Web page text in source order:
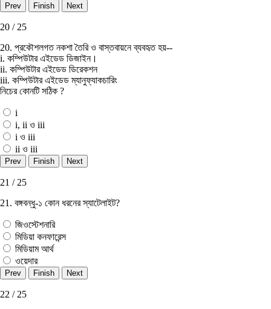
20 / 25
20. প্রকৌশলগত নকশা তৈরি ও বাস্তবায়নে ব্যবহৃত হয়--
i. কম্পিউটার এইডেড ডিজাইন।
ii. কম্পিউটার এইডেড ডিরেকশন
iii. কম্পিউটার এইডেড ম্যানুফ্যাকচারিং
নিচের কোনটি সঠিক ?
i
i, ii ও iii
i ও iii
ii ও iii
21 / 25
21. বঙ্গবন্ধু-১ কোন ধরনের স্যাটেলাইট?
জিওস্টেশনারি
মিডিয়া কনফারেন্স
মিডিয়াম আর্থ
ওয়েদার
22 / 25